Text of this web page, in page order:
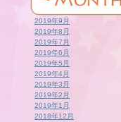
2019年9月
2019年8月
2019年7月
2019年6月
2019年5月
2019年4月
2019年3月
2019年2月
2019年1月
2018年12月